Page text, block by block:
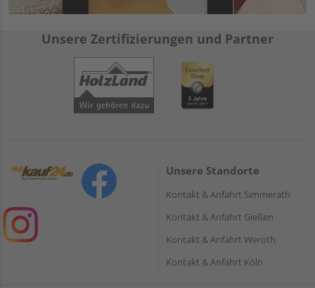
Unsere Zertifizierungen und Partner
Unsere Standorte
Kontakt & Anfahrt Simmerath
Kontakt & Anfahrt Gießen
Kontakt & Anfahrt Weroth
Kontakt & Anfahrt Köln